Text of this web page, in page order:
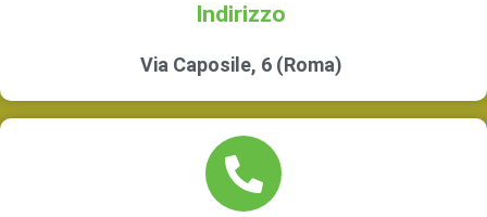
Indirizzo
Via Caposile, 6 (Roma)